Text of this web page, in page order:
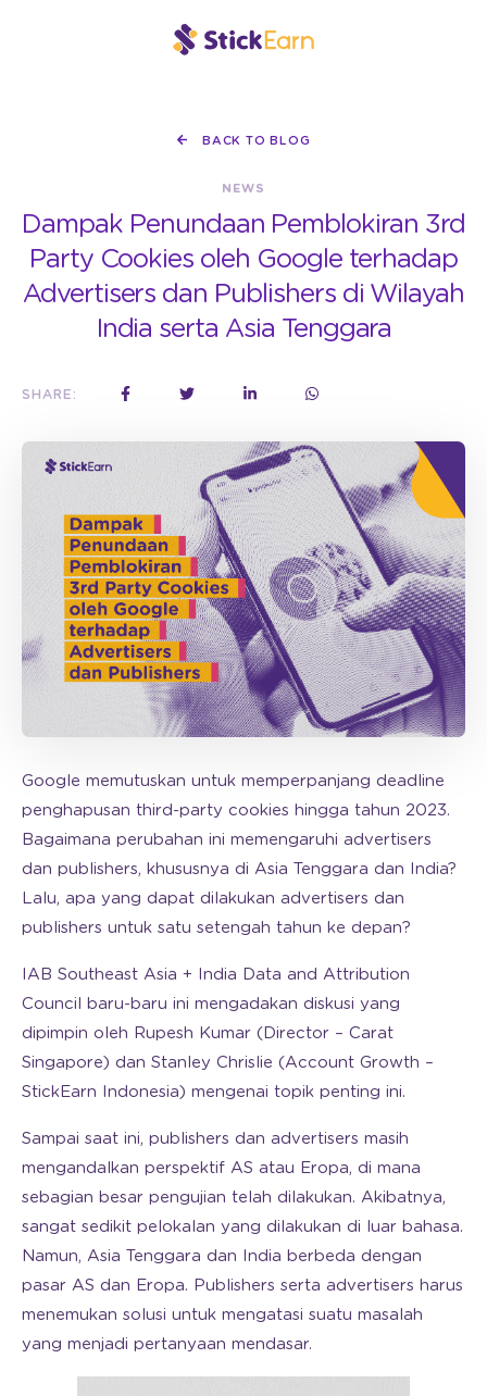
BACK TO BLOG
NEWS
Dampak Penundaan Pemblokiran 3rd
Party Cookies oleh Google terhadap
Advertisers dan Publishers di Wilayah
India serta Asia Tenggara
SHARE:
Google memutuskan untuk memperpanjang deadline
penghapusan third-party cookies hingga tahun 2023.
Bagaimana perubahan ini memengaruhi advertisers
dan publishers, khususnya di Asia Tenggara dan India?
Lalu, apa yang dapat dilakukan advertisers dan
publishers untuk satu setengah tahun ke depan?
IAB Southeast Asia + India Data and Attribution
Council baru-baru ini mengadakan diskusi yang
dipimpin oleh Rupesh Kumar (Director – Carat
Singapore) dan Stanley Chrislie (Account Growth –
StickEarn Indonesia) mengenai topik penting ini.
Sampai saat ini, publishers dan advertisers masih
mengandalkan perspektif AS atau Eropa, di mana
sebagian besar pengujian telah dilakukan. Akibatnya,
sangat sedikit pelokalan yang dilakukan di luar bahasa.
Namun, Asia Tenggara dan India berbeda dengan
pasar AS dan Eropa. Publishers serta advertisers harus
menemukan solusi untuk mengatasi suatu masalah
yang menjadi pertanyaan mendasar.